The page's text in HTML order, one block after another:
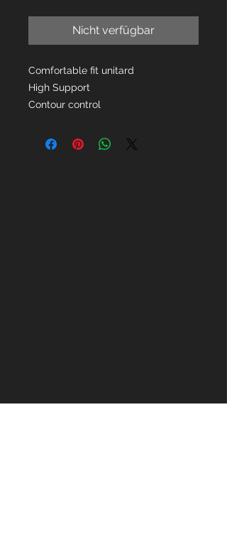
Nicht verfügbar
Comfortable fit unitard
High Support
Contour control